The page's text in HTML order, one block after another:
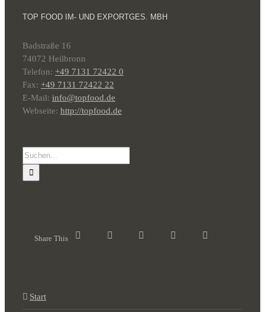
TOP FOOD IM- UND EXPORTGES. MBH
Badstraße 16
74072 Heilbronn
Telefon: +49 7131 72422 0
Fax: +49 7131 72422 22
E-Mail: info@topfood.de
Webseite: http://topfood.de
Suche
nach:
Share This
Start